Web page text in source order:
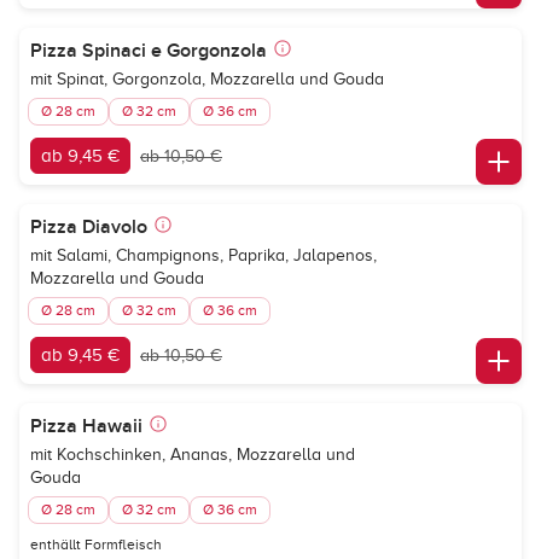
Pizza Spinaci e Gorgonzola
mit Spinat, Gorgonzola, Mozzarella und Gouda
Ø 28 cm Ø 32 cm Ø 36 cm
ab 9,45 € ab 10,50 €
Pizza Diavolo
mit Salami, Champignons, Paprika, Jalapenos,
Mozzarella und Gouda
Ø 28 cm Ø 32 cm Ø 36 cm
ab 9,45 € ab 10,50 €
Pizza Hawaii
mit Kochschinken, Ananas, Mozzarella und
Gouda
Ø 28 cm Ø 32 cm Ø 36 cm
enthällt Formfleisch